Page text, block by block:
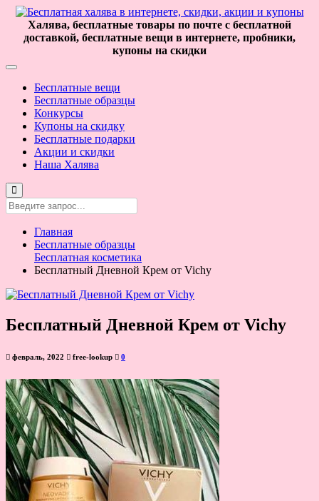
Халява, бесплатные товары по почте с бесплатной
доставкой, бесплатные вещи в интернете, пробники,
купоны на скидки
Бесплатные вещи
Бесплатные образцы
Конкурсы
Купоны на скидку
Бесплатные подарки
Акции и скидки
Наша Халява
Главная
Бесплатные образцы
Бесплатная косметика
Бесплатный Дневной Крем от Vichy
Бесплатный Дневной Крем от Vichy
февраль, 2022 free-lookup 0